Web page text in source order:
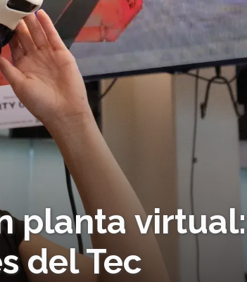
planta virtual:
del Tec